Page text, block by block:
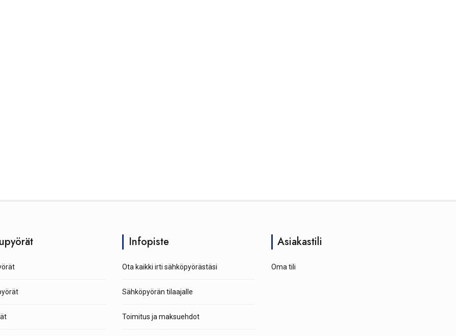
Infopiste
Ota kaikki irti sähköpyörästäsi
Sähköpyörän tilaajalle
Toimitus ja maksuehdot
Asiakastili
Oma tili